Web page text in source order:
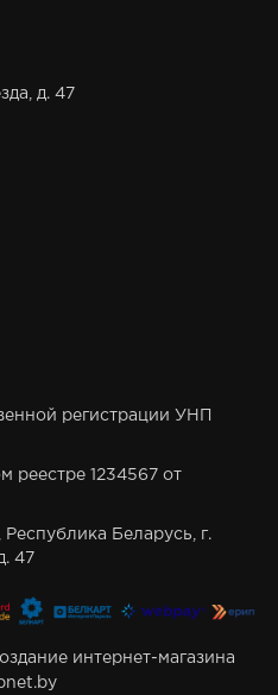
д. 47
регистрации УНП
реестре 1234567 от
Беларусь, г.
47
интернет-магазина